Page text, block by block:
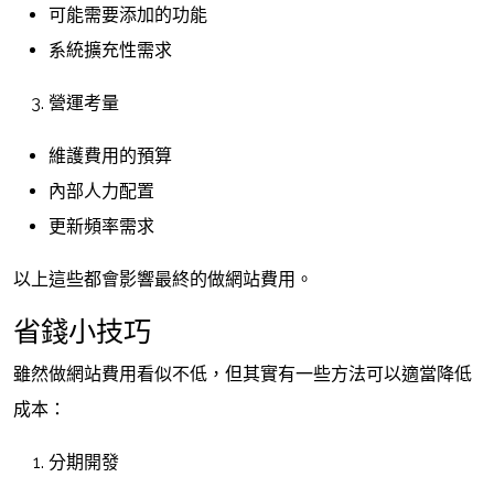
可能需要添加的功能
系統擴充性需求
營運考量
維護費用的預算
內部人力配置
更新頻率需求
以上這些都會影響最終的做網站費用。
省錢小技巧
雖然做網站費用看似不低，但其實有一些方法可以適當降低
成本：
分期開發